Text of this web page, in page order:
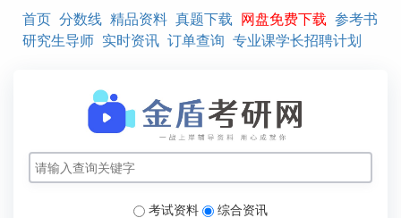
首页 分数线 精品资料 真题下载 网盘免费下载 参考书
研究生导师 实时资讯 订单查询 专业课学长招聘计划
考试资料 综合资讯